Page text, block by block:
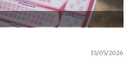
15/05/2026